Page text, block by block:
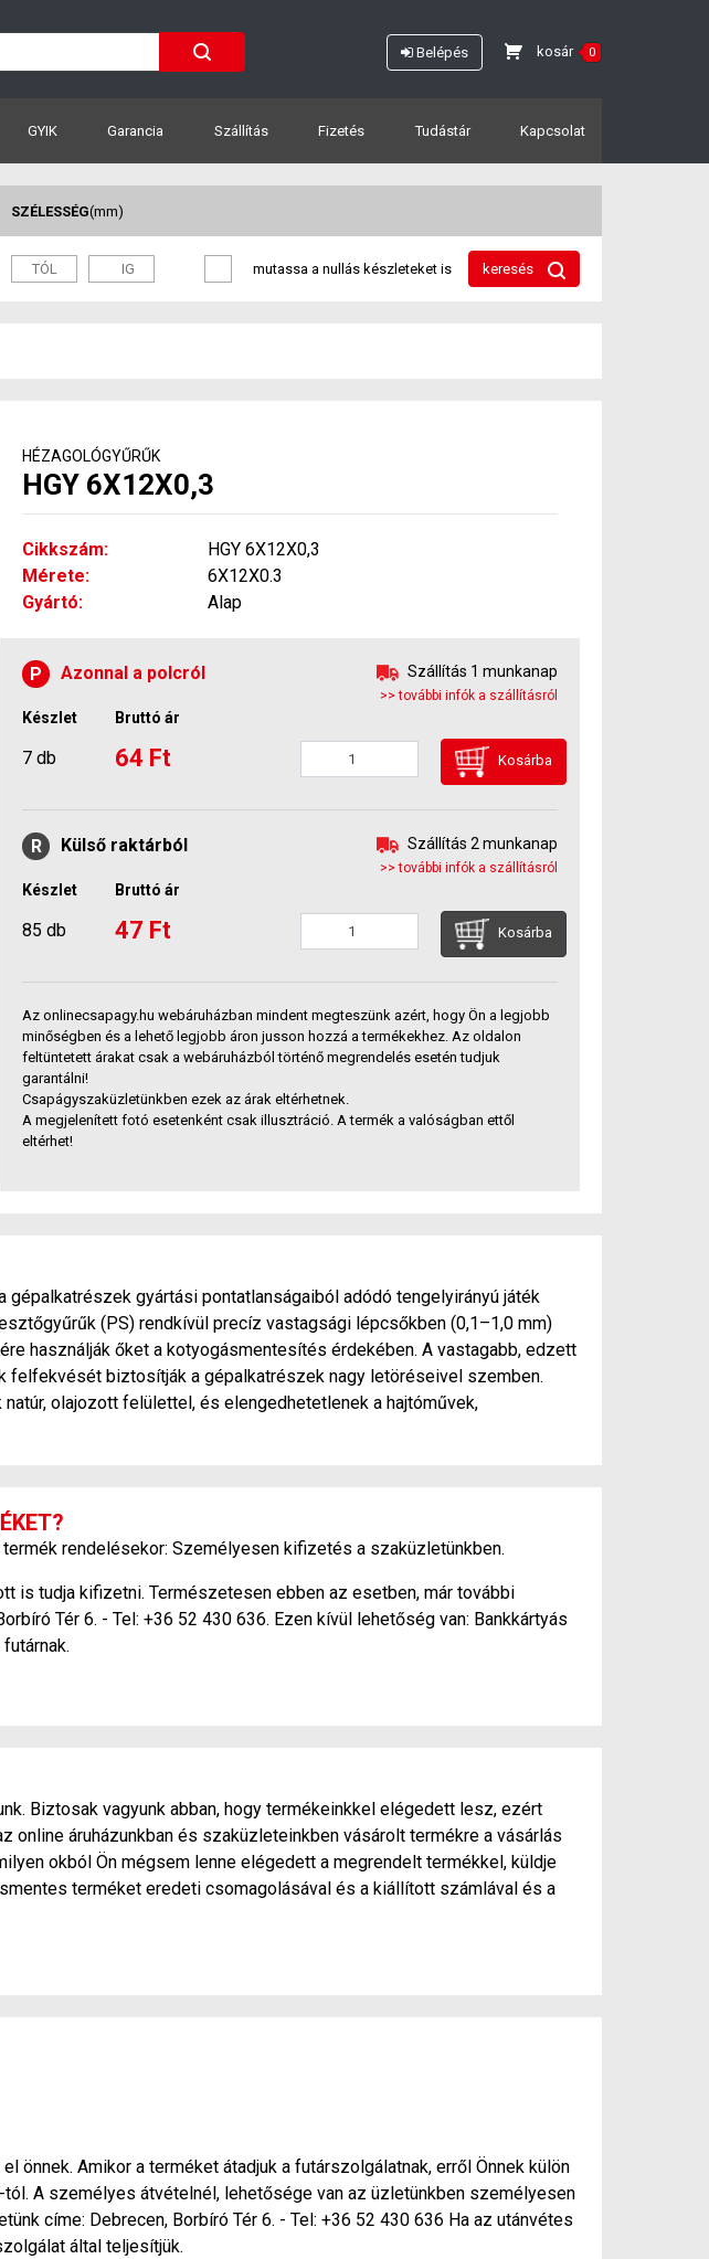
Belépés kosár 0
GYIK Garancia Szállítás Fizetés Tudástár Kapcsolat
SZÉLESSÉG(mm)
mutassa a nullás készleteket is keresés
HÉZAGOLÓGYŰRŰK
HGY 6X12X0,3
Cikkszám:
HGY 6X12X0,3
Mérete:
6X12X0.3
Gyártó:
Alap
P Azonnal a polcról Szállítás 1 munkanap
>> további infók a szállításról
Készlet Bruttó ár
7 db 64 Ft Kosárba
R Külső raktárból Szállítás 2 munkanap
>> további infók a szállításról
Készlet Bruttó ár
85 db 47 Ft Kosárba
Az onlinecsapagy.hu webáruházban mindent megteszünk azért, hogy Ön a legjobb
minőségben és a lehető legjobb áron jusson hozzá a termékekhez. Az oldalon
feltüntetett árakat csak a webáruházból történő megrendelés esetén tudjuk
garantálni!
Csapágyszaküzletünkben ezek az árak eltérhetnek.
A megjelenített fotó esetenként csak illusztráció. A termék a valóságban ettől
eltérhet!
gyártási pontatlanságaiból adódó tengelyirányú játék
(PS) rendkívül precíz vastagsági lépcsőkben (0,1–1,0 mm)
használják őket a kotyogásmentesítés érdekében. A vastagabb, edzett
biztosítják a gépalkatrészek nagy letöréseivel szemben.
olajozott felülettel, és elengedhetetlenek a hajtóművek,
rendelésekor: Személyesen kifizetés a szaküzletünkben.
is tudja kifizetni. Természetesen ebben az esetben, már további
Tér 6. - Tel: +36 52 430 636. Ezen kívül lehetőség van: Bankkártyás
Biztosak vagyunk abban, hogy termékeinkkel elégedett lesz, ezért
áruházunkban és szaküzleteinkben vásárolt termékre a vásárlás
okból Ön mégsem lenne elégedett a megrendelt termékkel, küldje
terméket eredeti csomagolásával és a kiállított számlával és a
önnek. Amikor a terméket átadjuk a futárszolgálatnak, erről Önnek külön
A személyes átvételnél, lehetősége van az üzletünkben személyesen
címe: Debrecen, Borbíró Tér 6. - Tel: +36 52 430 636 Ha az utánvétes
által teljesítjük.